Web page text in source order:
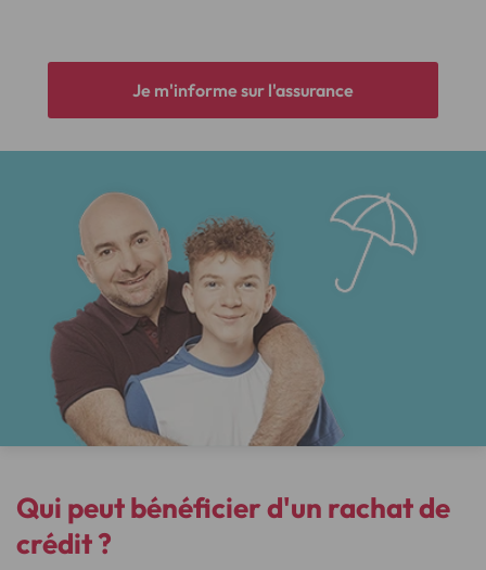
Je m'informe sur l'assurance
Qui peut bénéficier d'un rachat de
crédit ?